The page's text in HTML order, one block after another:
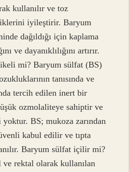
kullanılır ve toz
iyileştirir. Baryum
dağıldığı için kaplama
ve dayanıklılığını artırır.
mi? Baryum sülfat (BS)
tanısında ve
tercih edilen inert bir
ozmolaliteye sahiptir ve
BS; mukoza zarından
kabul edilir ve tıpta
Baryum sülfat içilir mi?
rektal olarak kullanılan